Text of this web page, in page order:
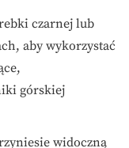
czarnej lub
aby wykorzystać
górskiej
widoczną